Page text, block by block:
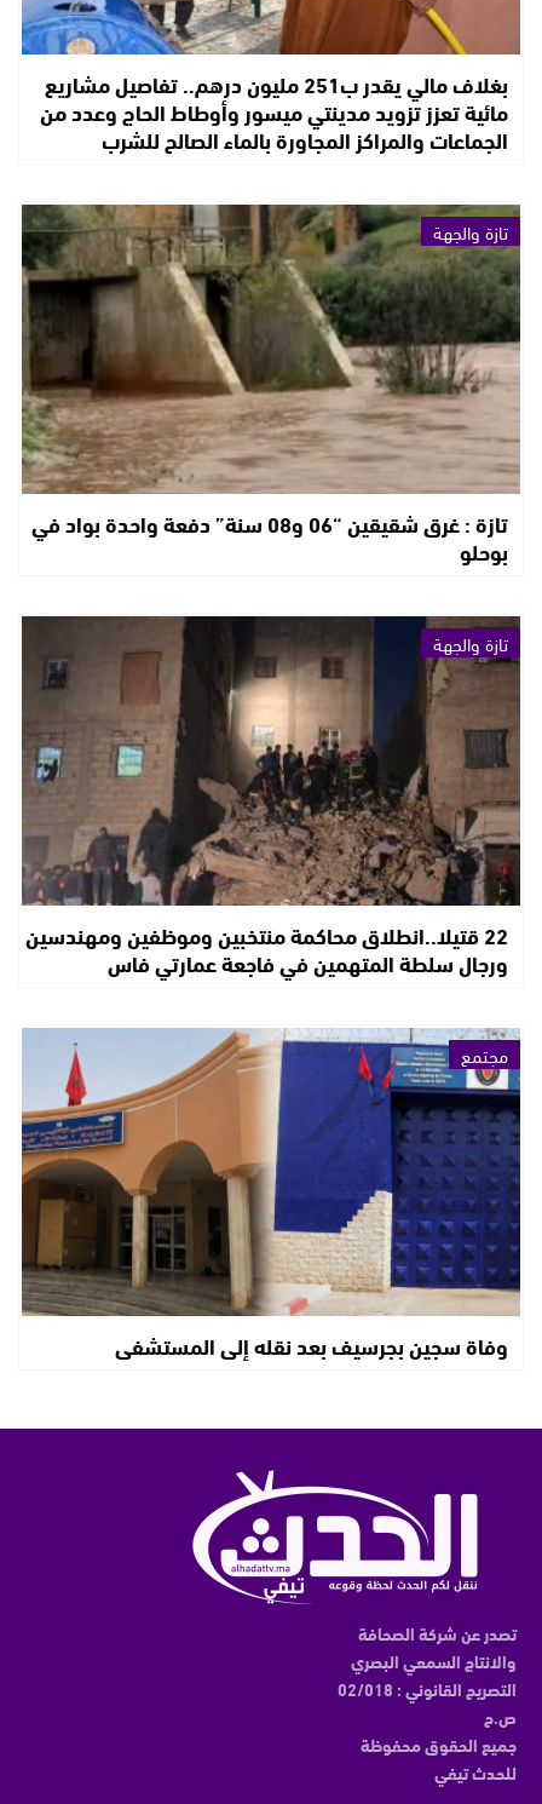
بغلاف مالي يقدر ب251 مليون درهم.. تفاصيل مشاريع
مائية تعزز تزويد مدينتي ميسور وأوطاط الحاج وعدد من
الجماعات والمراكز المجاورة بالماء الصالح للشرب
تازة والجهة
تازة : غرق شقيقين “06 و08 سنة” دفعة واحدة بواد في
بوحلو
تازة والجهة
22 قتيلا..انطلاق محاكمة منتخبين وموظفين ومهندسين
ورجال سلطة المتهمين في فاجعة عمارتي فاس
مجتمع
وفاة سجين بجرسيف بعد نقله إلى المستشفى
تصدر عن شركة الصحافة
والانتاج السمعي البصري
التصريح القانوني : 02/018
ص.ح
جميع الحقوق محفوظة
للحدث تيفي